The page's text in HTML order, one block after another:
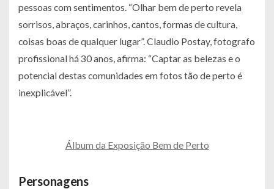
pessoas com sentimentos. “Olhar bem de perto revela
sorrisos, abraços, carinhos, cantos, formas de cultura,
coisas boas de qualquer lugar”. Claudio Postay, fotografo
profissional há 30 anos, afirma: “Captar as belezas e o
potencial destas comunidades em fotos tão de perto é
inexplicável”.
Álbum da Exposição Bem de Perto
Personagens